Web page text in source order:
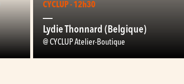
CYCLUP - 12h30
Lydie Thonnard (Belgique)
@ CYCLUP Atelier-Boutique